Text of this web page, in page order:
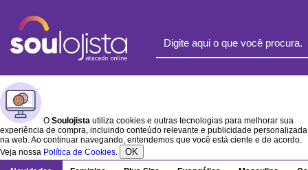
O Soulojista utiliza cookies e outras tecnologias para melhorar sua
experiência de compra, incluindo conteúdo relevante e publicidade personalizada
na web. Ao continuar navegando, entendemos que você está ciente e de acordo.
Veja nossa Política de Cookies. OK